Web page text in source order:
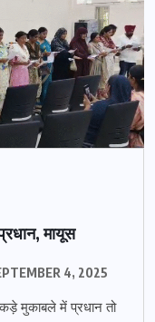
मायूस
4, 2025
कड़े मुकाबले में प्रधान तो